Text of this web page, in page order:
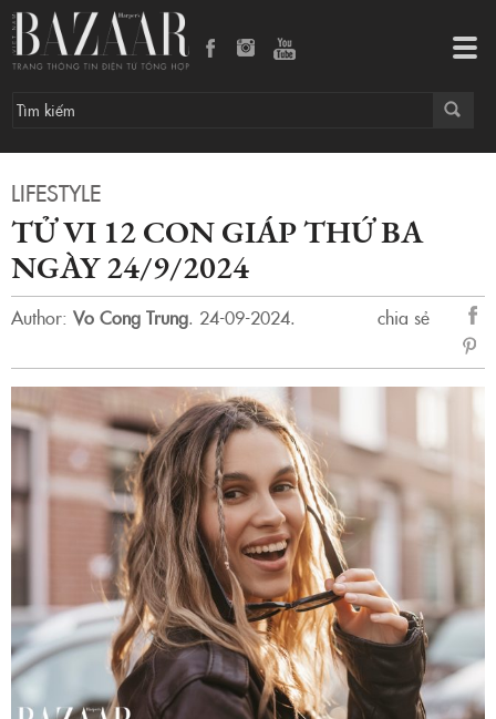
LIFESTYLE
TỬ VI 12 CON GIÁP THỨ BA
NGÀY 24/9/2024
Author: Vo Cong Trung. 24-09-2024.
chia sẻ
sẻ
Tử vi 12 con giáp thứ Ba ngày 24/9/2024